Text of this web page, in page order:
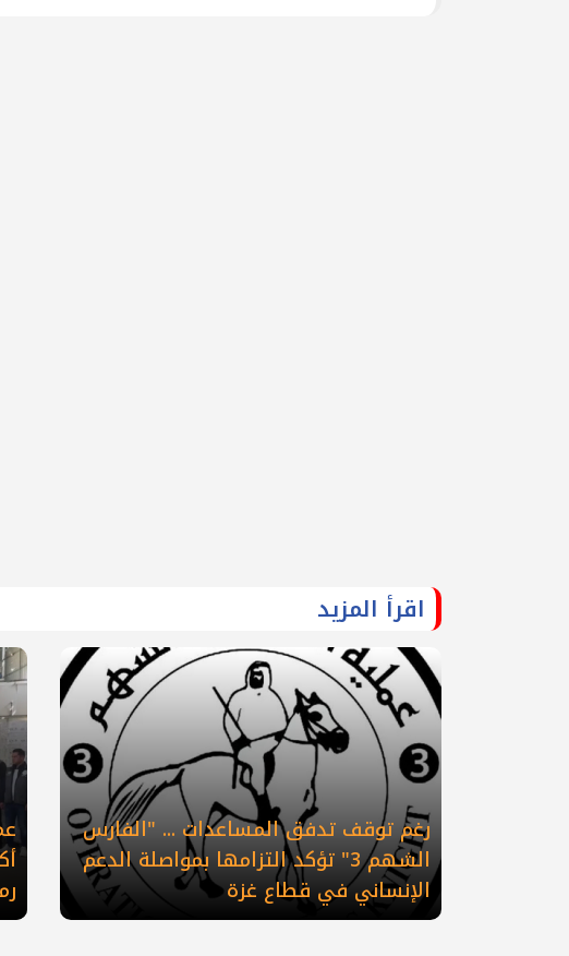
اقرأ المزيد
رغم توقف تدفق المساعدات ... "الفارس
الشهم 3" تؤكد التزامها بمواصلة الدعم
الإنساني في قطاع غزة